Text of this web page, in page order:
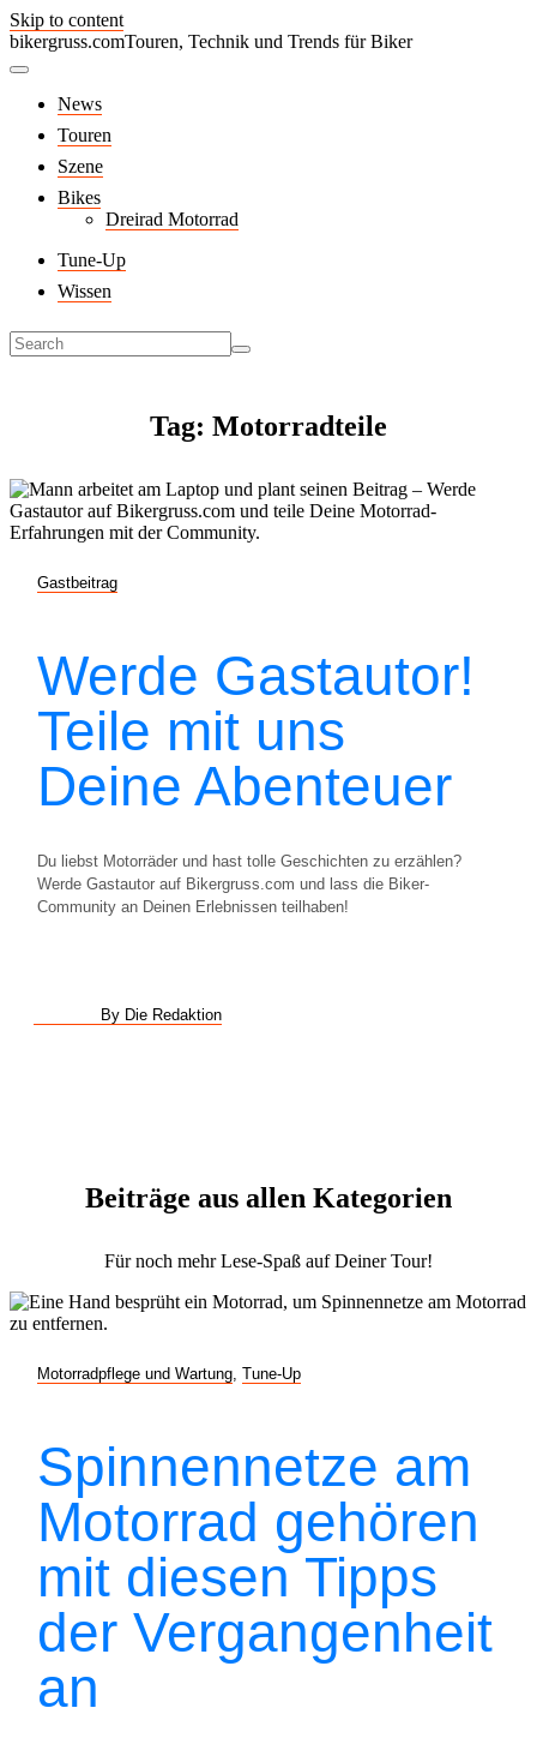
Skip to content
bikergruss.comTouren, Technik und Trends für Biker
News
Touren
Szene
Bikes
Dreirad Motorrad
Tune-Up
Wissen
Tag: Motorradteile
Gastbeitrag
Werde Gastautor!
Teile mit uns
Deine Abenteuer
Du liebst Motorräder und hast tolle Geschichten zu erzählen?
Werde Gastautor auf Bikergruss.com und lass die Biker-
Community an Deinen Erlebnissen teilhaben!
By Die Redaktion
Beiträge aus allen Kategorien
Für noch mehr Lese-Spaß auf Deiner Tour!
Motorradpflege und Wartung Tune-Up
Spinnennetze am
Motorrad gehören
mit diesen Tipps
der Vergangenheit
an